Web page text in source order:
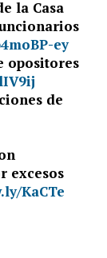
la Casa
ey
opositores
de
excesos
KaCTe